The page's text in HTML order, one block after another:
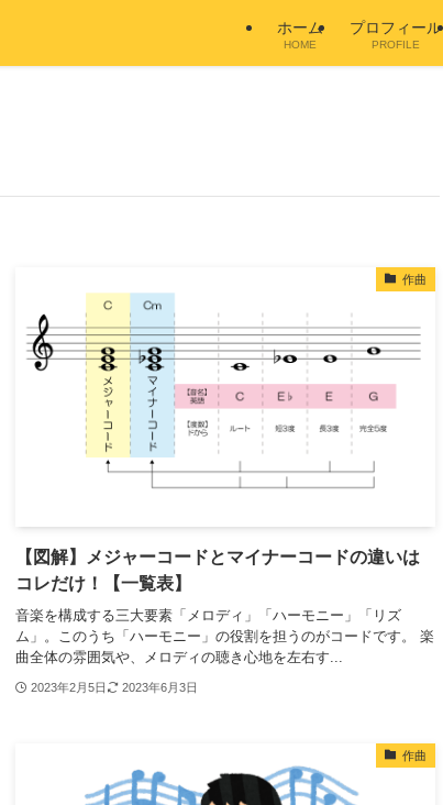
ホーム
HOME
プロフィール
PROFILE
作曲
【図解】メジャーコードとマイナーコードの違いは
コレだけ！【一覧表】
音楽を構成する三大要素「メロディ」「ハーモニー」「リズ
ム」。このうち「ハーモニー」の役割を担うのがコードです。 楽
曲全体の雰囲気や、メロディの聴き心地を左右す...
2023年2月5日 2023年6月3日
作曲